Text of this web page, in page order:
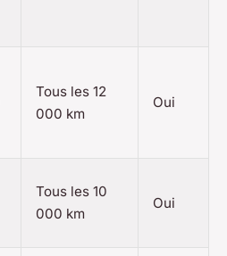
Tous les 12
000 km
Oui
Tous les 10
000 km
Oui